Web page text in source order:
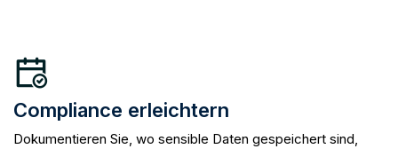
Compliance erleichtern
Dokumentieren Sie, wo sensible Daten gespeichert sind,